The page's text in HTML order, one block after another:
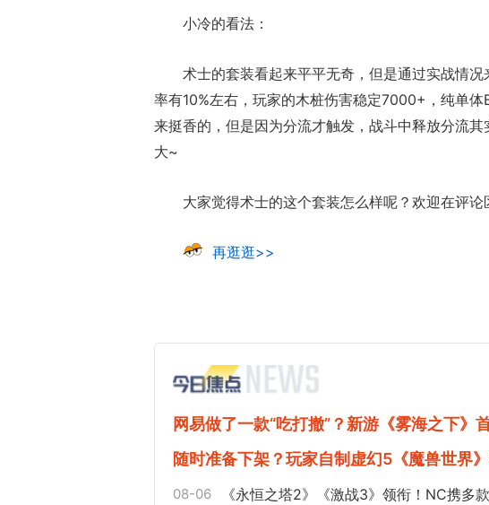
小冷的看法：
术士的套装看起来平平无奇，但是通过实战情
率有10%左右，玩家的木桩伤害稳定7000+，纯单
来挺香的，但是因为分流才触发，战斗中释放分流
大~
大家觉得术士的这个套装怎么样呢？欢迎在评论
再逛逛>>
网易做了一款“吃打撤”？新游《雾海之下》
随时准备下架？玩家自制虚幻5《魔兽世界
08-06 《永恒之塔2》《激战3》领衔！NC携多